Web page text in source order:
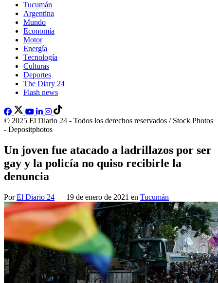
Tucumán
Argentina
Mundo
Economía
Motor
Energía
Tecnología
Culturas
Deportes
The Diary 24
Flash news
© 2025 El Diario 24 - Todos los derechos reservados / Stock Photos
- Depositphotos
Un joven fue atacado a ladrillazos por ser
gay y la policía no quiso recibirle la
denuncia
PorEl Diario 24 — 19 de enero de 2021 en Tucumán